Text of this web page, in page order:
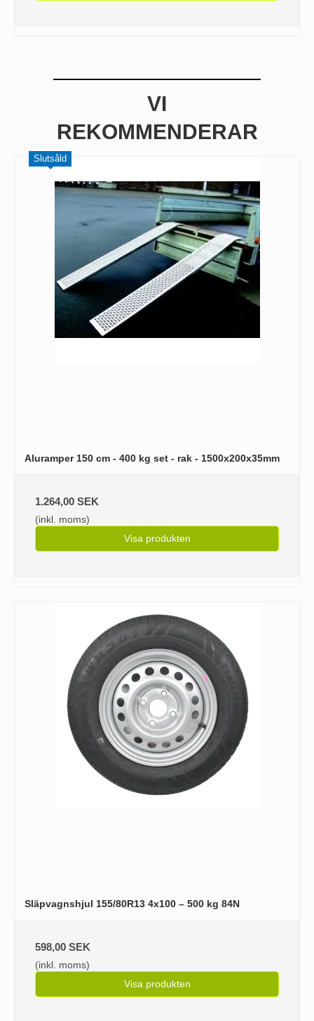
VI
REKOMMENDERAR
Slutsåld
Aluramper 150 cm - 400 kg set - rak - 1500x200x35mm
1.264,00 SEK
(inkl. moms)
Visa produkten
Släpvagnshjul 155/80R13 4x100 – 500 kg 84N
598,00 SEK
(inkl. moms)
Visa produkten